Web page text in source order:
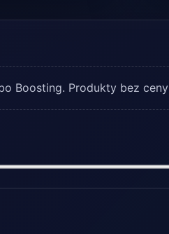
Boosting. Produkty bez